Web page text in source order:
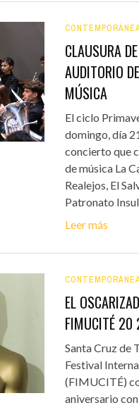
CLAUSURA
AUDITORIO
MÚSICA
El ciclo
domingo, día
concierto que
de música La
Realejos, El
Patronato
Leer más
EL
FIMUCITÉ 20
Santa Cruz de
Festival
(FIMUCITÉ)
aniversario